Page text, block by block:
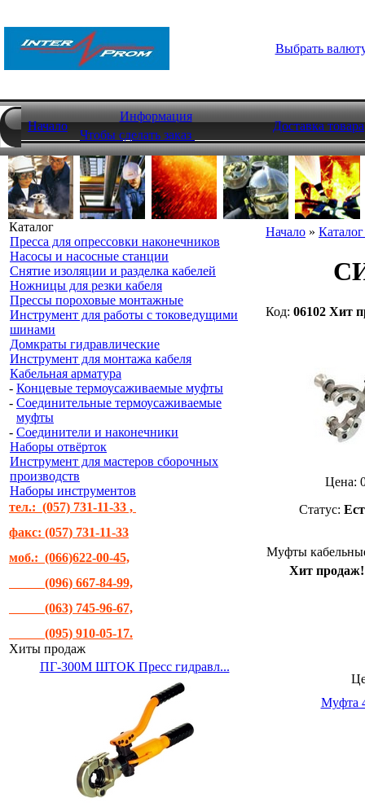
Выбрать
Начало
Информация
Чтобы сделать заказ
Доставка товара
Каталог
Пресса для опрессовки наконечников
Насосы и насосные станции
Снятие изоляции и разделка кабелей
Ножницы для резки кабеля
Прессы пороховые монтажные
Инструмент для работы с токоведущими
шинами
Домкраты гидравлические
Инструмент для монтажа кабеля
Кабельная арматура
- Концевые термоусаживаемые муфты
- Соединительные термоусаживаемые
муфты
- Соединители и наконечники
Наборы отвёрток
Инструмент для мастеров сборочных
производств
Наборы инструментов
тел.: (057) 731-11-33 ,
факс: (057) 731-11-33
моб.: (066)622-00-45,
(096) 667-84-99,
(063) 745-96-67,
(095) 910-05-17.
Хиты продаж
ПГ-300М ШТОК Пресс гидравл...
Начало »
Код: 06102 Хит
Цена:
Статус:
Муфты
Хит продаж!
Муфта